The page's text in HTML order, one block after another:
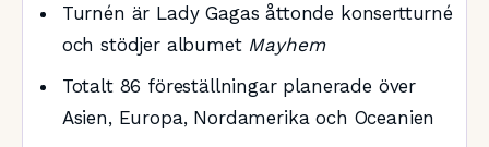
Turnén är Lady Gagas åttonde konsertturné
och stödjer albumet Mayhem
Totalt 86 föreställningar planerade över
Asien, Europa, Nordamerika och Oceanien